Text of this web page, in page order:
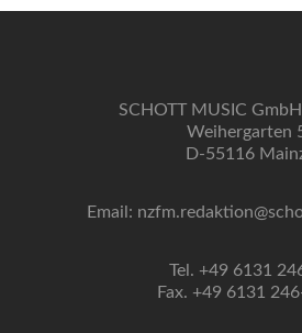
SCHOTT MUSIC
Weihergarten
D-55116
Email:
Tel. +49 6131
Fax. +49 6131